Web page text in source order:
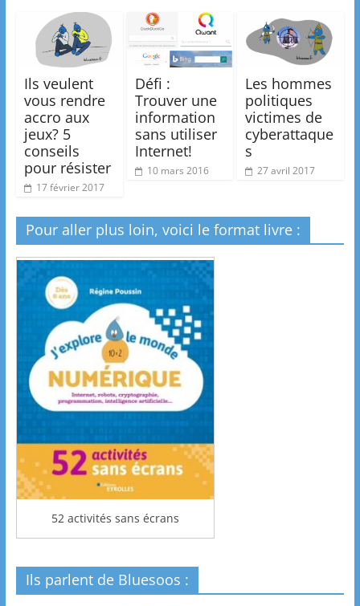
Ils veulent
vous rendre
accro aux
jeux? 5
conseils
pour résister
17 février 2017
Défi :
Trouver une
information
sans utiliser
Internet!
10 mars 2016
Les hommes
politiques
victimes de
cyberattaque
s
27 avril 2017
Pour aller plus loin, voici le format livre :
52 activités sans écrans
Ils parlent de Bluesoos :